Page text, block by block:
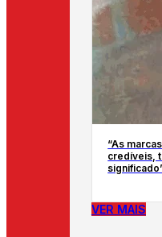
“As
credíveis,
VER MAIS